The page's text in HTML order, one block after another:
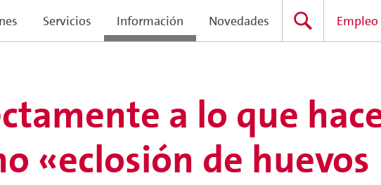
Servicios Información Novedades Empleo
a lo que
«eclosión de huevos